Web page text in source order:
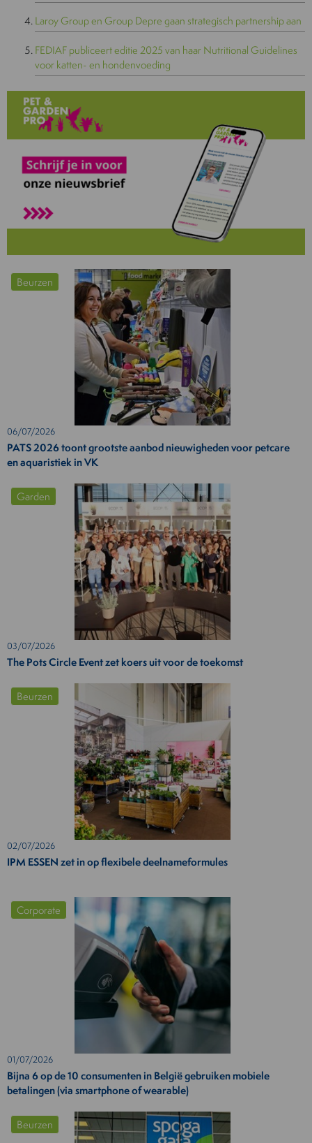
Laroy Group en Group Depre gaan strategisch partnership aan
FEDIAF publiceert editie 2025 van haar Nutritional Guidelines
voor katten- en hondenvoeding
Beurzen
06/07/2026
PATS 2026 toont grootste aanbod nieuwigheden voor petcare
en aquaristiek in VK
Garden
03/07/2026
The Pots Circle Event zet koers uit voor de toekomst
Beurzen
02/07/2026
IPM ESSEN zet in op flexibele deelnameformules
Corporate
01/07/2026
Bijna 6 op de 10 consumenten in België gebruiken mobiele
betalingen (via smartphone of wearable)
Beurzen